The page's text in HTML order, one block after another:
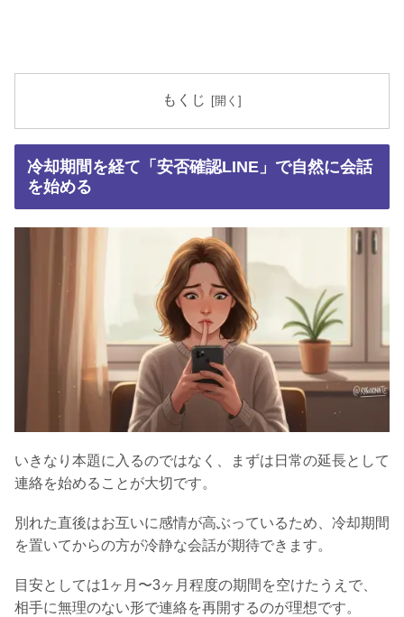
もくじ
冷却期間を経て「安否確認LINE」で自然に会話
を始める
いきなり本題に入るのではなく、まずは日常の延長として
連絡を始めることが大切です。
別れた直後はお互いに感情が高ぶっているため、冷却期間
を置いてからの方が冷静な会話が期待できます。
目安としては1ヶ月〜3ヶ月程度の期間を空けたうえで、
相手に無理のない形で連絡を再開するのが理想です。